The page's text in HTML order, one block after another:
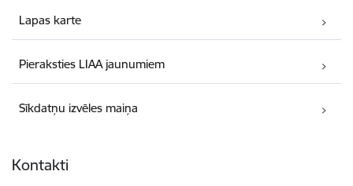
Lapas karte
Pieraksties LIAA jaunumiem
Sīkdatņu izvēles maiņa
Kontakti